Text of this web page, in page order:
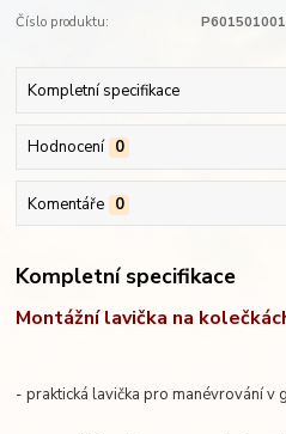
Číslo produktu:
Kompletní specifikace
Hodnocení 0
Komentáře 0
Kompletní specifikace
Montážní lavička na
- praktická lavička pro manévrování v